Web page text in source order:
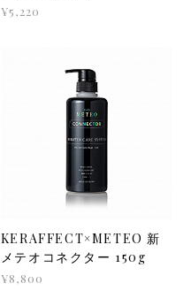
¥5,220
KERAFFECT×METEO 新
メテオコネクター 150g
¥8,800